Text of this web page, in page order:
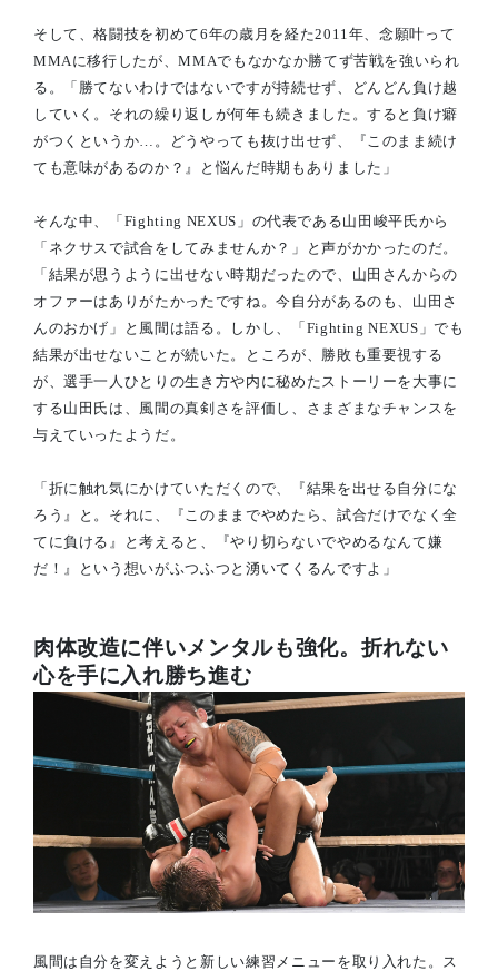
そして、格闘技を初めて6年の歳月を経た2011年、念願叶って
MMAに移行したが、MMAでもなかなか勝てず苦戦を強いられ
る。「勝てないわけではないですが持続せず、どんどん負け越
していく。それの繰り返しが何年も続きました。すると負け癖
がつくというか…。どうやっても抜け出せず、『このまま続け
ても意味があるのか？』と悩んだ時期もありました」
そんな中、「Fighting NEXUS」の代表である山田峻平氏から
「ネクサスで試合をしてみませんか？」と声がかかったのだ。
「結果が思うように出せない時期だったので、山田さんからの
オファーはありがたかったですね。今自分があるのも、山田さ
んのおかげ」と風間は語る。しかし、「Fighting NEXUS」でも
結果が出せないことが続いた。ところが、勝敗も重要視する
が、選手一人ひとりの生き方や内に秘めたストーリーを大事に
する山田氏は、風間の真剣さを評価し、さまざまなチャンスを
与えていったようだ。
「折に触れ気にかけていただくので、『結果を出せる自分にな
ろう』と。それに、『このままでやめたら、試合だけでなく全
てに負ける』と考えると、『やり切らないでやめるなんて嫌
だ！』という想いがふつふつと湧いてくるんですよ」
肉体改造に伴いメンタルも強化。折れない
心を手に入れ勝ち進む
風間は自分を変えようと新しい練習メニューを取り入れた。ス